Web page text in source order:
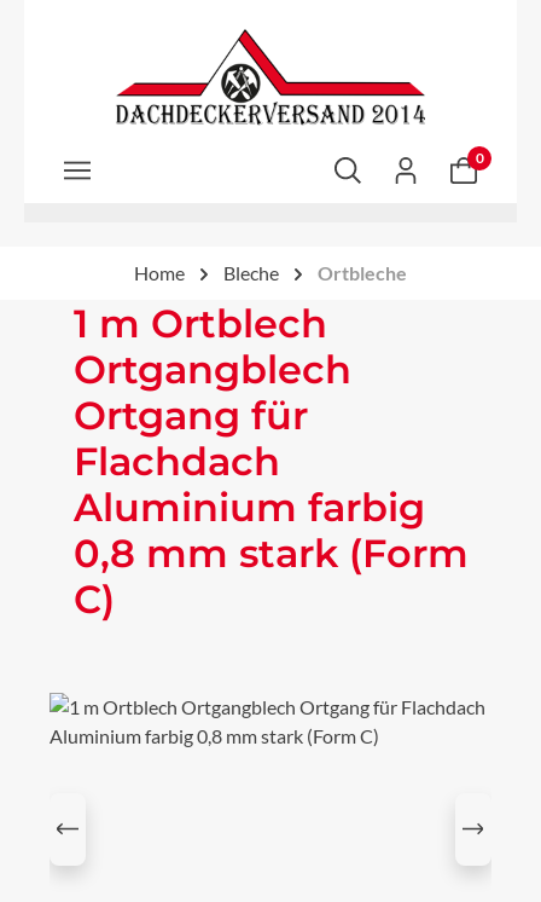
Zum Hauptinhalt springen
0
Home Bleche Ortbleche
1 m Ortblech
Ortgangblech
Ortgang für
Flachdach
Aluminium farbig
0,8 mm stark (Form
C)
Bildergalerie überspringen